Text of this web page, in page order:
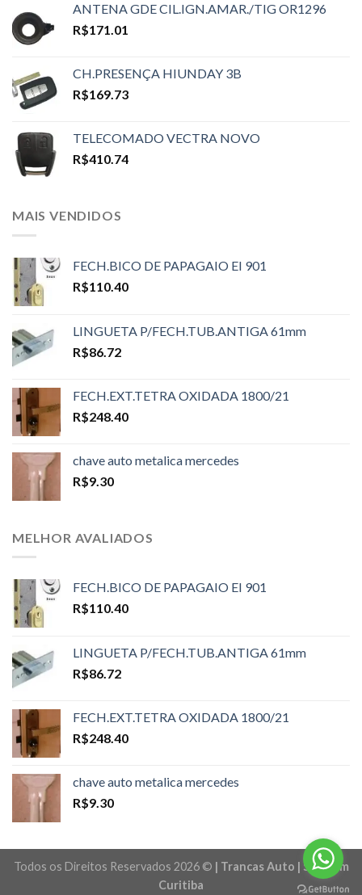
ANTENA GDE CIL.IGN.AMAR./TIG OR1296
R$171.01
CH.PRESENÇA HIUNDAY 3B
R$169.73
TELECOMADO VECTRA NOVO
R$410.74
MAIS VENDIDOS
FECH.BICO DE PAPAGAIO EI 901
R$110.40
LINGUETA P/FECH.TUB.ANTIGA 61mm
R$86.72
FECH.EXT.TETRA OXIDADA 1800/21
R$248.40
chave auto metalica mercedes
R$9.30
MELHOR AVALIADOS
FECH.BICO DE PAPAGAIO EI 901
R$110.40
LINGUETA P/FECH.TUB.ANTIGA 61mm
R$86.72
FECH.EXT.TETRA OXIDADA 1800/21
R$248.40
chave auto metalica mercedes
R$9.30
Todos os Direitos Reservados 2026 © | Trancas Auto | Sites em
Curitiba